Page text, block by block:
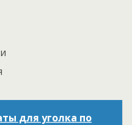
для уголка по